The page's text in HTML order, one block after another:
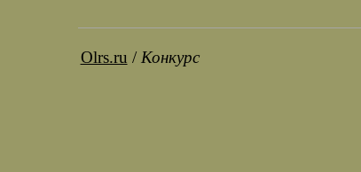
Olrs.ru / Конкурс